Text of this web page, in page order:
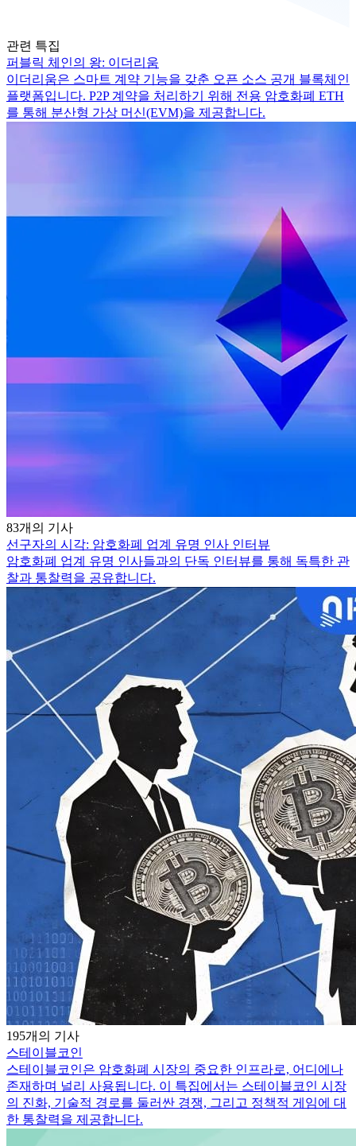
관련 특집
퍼블릭 체인의 왕: 이더리움
이더리움은 스마트 계약 기능을 갖춘 오픈 소스 공개 블록체인
플랫폼입니다. P2P 계약을 처리하기 위해 전용 암호화폐 ETH
를 통해 분산형 가상 머신(EVM)을 제공합니다.
83개의 기사
선구자의 시각: 암호화폐 업계 유명 인사 인터뷰
암호화폐 업계 유명 인사들과의 단독 인터뷰를 통해 독특한 관
찰과 통찰력을 공유합니다.
195개의 기사
스테이블코인
스테이블코인은 암호화폐 시장의 중요한 인프라로, 어디에나
존재하며 널리 사용됩니다. 이 특집에서는 스테이블코인 시장
의 진화, 기술적 경로를 둘러싼 경쟁, 그리고 정책적 게임에 대
한 통찰력을 제공합니다.